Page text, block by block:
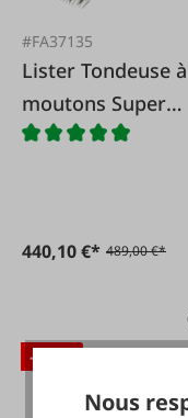
#FA37135
Lister Tondeuse à
moutons Super
Profi 3000
440,10 €* 489,00 €*
-10 %
Nous